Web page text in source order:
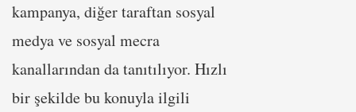
kampanya, diğer taraftan sosyal
medya ve sosyal mecra
kanallarından da tanıtılıyor. Hızlı
bir şekilde bu konuyla ilgili